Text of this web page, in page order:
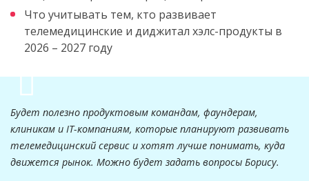
Что учитывать тем, кто развивает
телемедицинские и диджитал хэлс-продукты в
2026 – 2027 году
Будет полезно продуктовым командам, фаундерам,
клиникам и IT-компаниям, которые планируют развивать
телемедицинский сервис и хотят лучше понимать, куда
движется рынок. Можно будет задать вопросы Борису.